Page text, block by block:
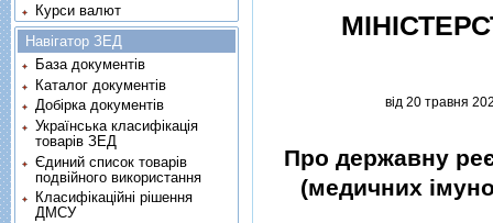
вiд 20 травня
Про державну
(медичних
Курси валют
Навігатор ЗЕД
База документів
Каталог документів
Добірка документів
Українська класифікація
товарів ЗЕД
Єдиний список товарів
подвійного використання
Класифікаційні рішення
ДМСУ